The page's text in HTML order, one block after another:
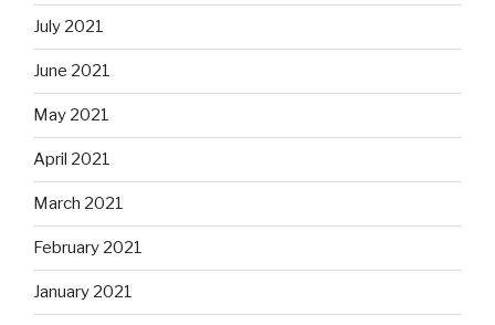
July 2021
June 2021
May 2021
April 2021
March 2021
February 2021
January 2021